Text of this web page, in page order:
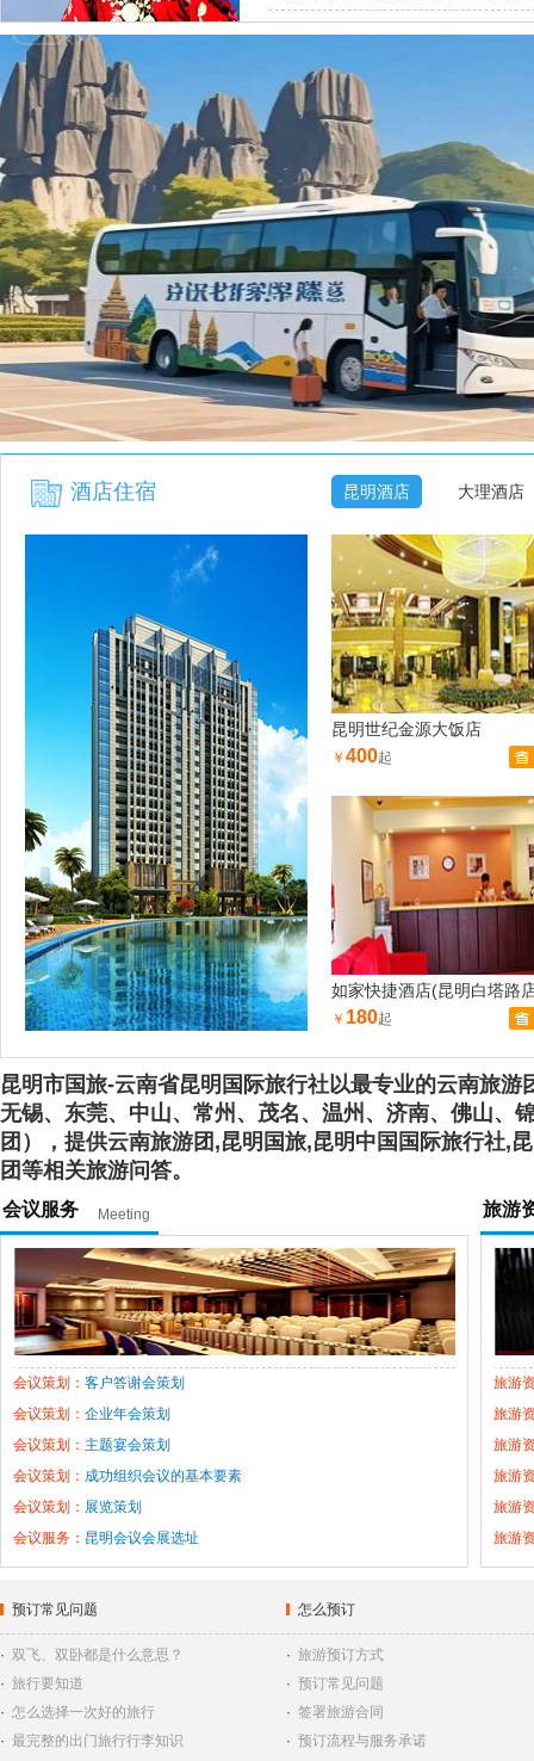
酒店住宿 昆明酒店 大理酒店
昆明世纪金源大饭店
￥ 400起
如家快捷酒店(昆明白塔路
￥ 180起
昆明市国旅-云南省昆明国际旅行社以最专业的云南旅
无锡、东莞、中山、常州、茂名、温州、济南、佛山、
团），提供云南旅游团,昆明国旅,昆明中国国际旅行社,
团等相关旅游问答。
会议服务 Meeting
.
会议策划： 客户答谢会策划
会议策划： 企业年会策划
会议策划： 主题宴会策划
会议策划： 成功组织会议的基本要素
会议策划： 展览策划
会议服务： 昆明会议会展选址
旅游
.
旅游
旅游
旅游
旅游
旅游
旅游
预订常见问题 怎么预订
· 双飞、双卧都是什么意思？
· 旅行要知道
· 怎么选择一次好的旅行
· 最完整的出门旅行行李知识
· 旅游预订方式
· 预订常见问题
· 签署旅游合同
· 预订流程与服务承诺